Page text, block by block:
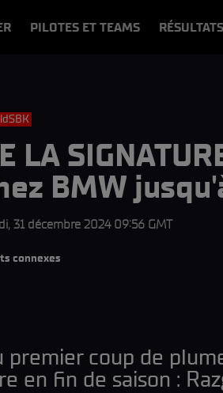
PILOTES ET TEAMS RÉSULTATS
LA
BMW
31 décembre 2024 09:56 GMT
connexes
premier coup de
en fin de saison :